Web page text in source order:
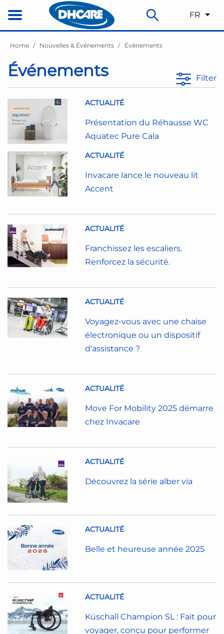
FR
Home Nouvelles & Événements Événements
Événements Filter
ACTUALITÉ
Présentation du Réhausse WC
Aquatec Pure Cala
ACTUALITÉ
Invacare lance le nouveau lit
Accent
ACTUALITÉ
Franchissez les escaliers.
Renforcez la sécurité.
ACTUALITÉ
Voyagez-vous avec une chaise
électronique ou un dispositif
d'assistance ?
ACTUALITÉ
Move For Mobility 2025 démarre
chez Invacare
ACTUALITÉ
Découvrez la série alber via
ACTUALITÉ
Belle et heureuse année 2025
ACTUALITÉ
Küschall Champion SL : Fait pour
voyager, conçu pour performer